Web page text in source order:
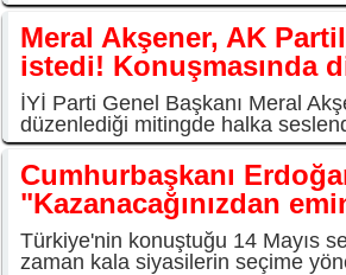
Meral Akşener, AK
istedi! Konuşmasında
İYİ Parti Genel Başkanı Meral
düzenlediği mitingde halka
Cumhurbaşkanı
"Kazanacağınızdan
Türkiye'nin konuştuğu 14 Mayıs
zaman kala siyasilerin seçime